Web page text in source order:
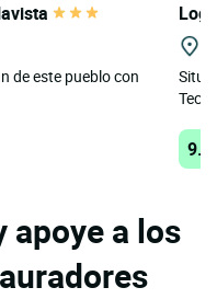
de este pueblo con
apoye a los